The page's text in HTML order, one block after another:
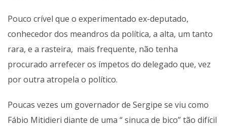
Pouco crível que o experimentado ex-deputado,
conhecedor dos meandros da política, a alta, um tanto
rara, e a rasteira, mais frequente, não tenha
procurado arrefecer os ímpetos do delegado que, vez
por outra atropela o político.
Poucas vezes um governador de Sergipe se viu como
Fábio Mitidieri diante de uma “ sinuca de bico” tão difícil